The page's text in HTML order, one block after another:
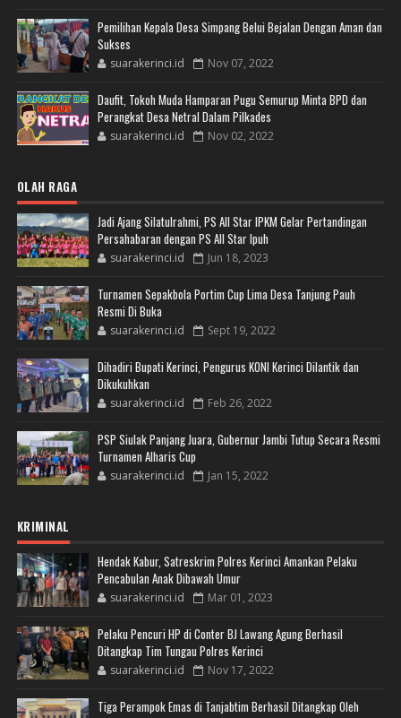
Pemilihan Kepala Desa Simpang Belui Bejalan Dengan Aman dan
Sukses
suarakerinci.id Nov 07, 2022
Daufit, Tokoh Muda Hamparan Pugu Semurup Minta BPD dan
Perangkat Desa Netral Dalam Pilkades
suarakerinci.id Nov 02, 2022
OLAH RAGA
Jadi Ajang Silatulrahmi, PS All Star IPKM Gelar Pertandingan
Persahabaran dengan PS All Star Ipuh
suarakerinci.id Jun 18, 2023
Turnamen Sepakbola Portim Cup Lima Desa Tanjung Pauh
Resmi Di Buka
suarakerinci.id Sept 19, 2022
Dihadiri Bupati Kerinci, Pengurus KONI Kerinci Dilantik dan
Dikukuhkan
suarakerinci.id Feb 26, 2022
PSP Siulak Panjang Juara, Gubernur Jambi Tutup Secara Resmi
Turnamen Alharis Cup
suarakerinci.id Jan 15, 2022
KRIMINAL
Hendak Kabur, Satreskrim Polres Kerinci Amankan Pelaku
Pencabulan Anak Dibawah Umur
suarakerinci.id Mar 01, 2023
Pelaku Pencuri HP di Conter BJ Lawang Agung Berhasil
Ditangkap Tim Tungau Polres Kerinci
suarakerinci.id Nov 17, 2022
Tiga Perampok Emas di Tanjabtim Berhasil Ditangkap Oleh